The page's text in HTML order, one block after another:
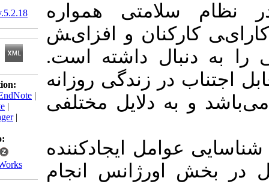
ﺳﻼﻣﺘﯽ ﻫﻤﻮاره
و اﻓﺰایﺶ
دﻧﺒﺎل داﺷﺘﻪ اﺳﺖ.
در زﻧﺪﮔﯽ روزاﻧﻪ
ﺑﻪ دﻻیل ﻣﺨﺘﻠﻔﯽ
ایجادﮐﻨﻨﺪه
اورژاﻧﺲ اﻧﺠﺎم
10.29252/ijnv.5.2.18
Download citation:
BibTeX | EndNote
Medlars
ProCite|
Reference Manager
Send citation to:
Mendeley
Zotero
RefWorks